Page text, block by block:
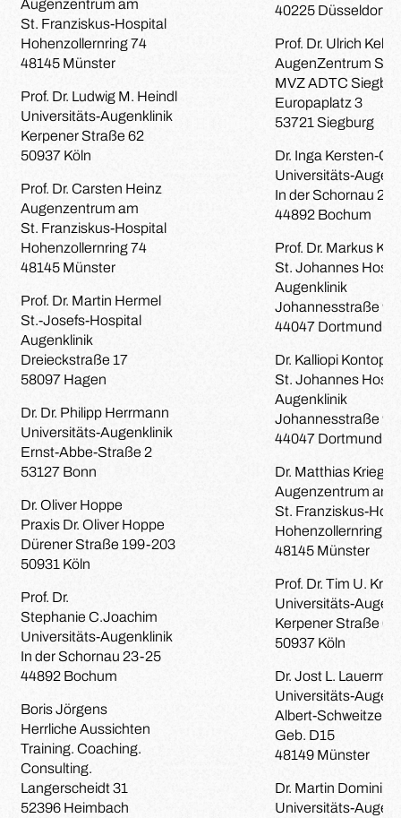
Augenzentrum am
St. Franziskus-Hospital
Hohenzollernring 74
48145 Münster
Prof. Dr. Ludwig M. Heindl
Universitäts-Augenklinik
Kerpener Straße 62
50937 Köln
Prof. Dr. Carsten Heinz
Augenzentrum am
St. Franziskus-Hospital
Hohenzollernring 74
48145 Münster
Prof. Dr. Martin Hermel
St.-Josefs-Hospital
Augenklinik
Dreieckstraße 17
58097 Hagen
Dr. Dr. Philipp Herrmann
Universitäts-Augenklinik
Ernst-Abbe-Straße 2
53127 Bonn
Dr. Oliver Hoppe
Praxis Dr. Oliver Hoppe
Dürener Straße 199-203
50931 Köln
Prof. Dr.
Stephanie C.Joachim
Universitäts-Augenklinik
In der Schornau 23-25
44892 Bochum
Boris Jörgens
Herrliche Aussichten
Training. Coaching.
Consulting.
Langerscheidt 31
52396 Heimbach
40225 Düsseldorf
Prof. Dr. Ulrich
AugenZentrum
MVZ ADTC
Europaplatz 3
53721 Siegburg
Dr. Inga Kersten-
Universitäts-
In der Schornau
44892 Bochum
Prof. Dr. Markus
St. Johannes
Augenklinik
Johannesstraße 9-
44047 Dortmund
Dr. Kalliopi
St. Johannes
Augenklinik
Johannesstraße 9-
44047 Dortmund
Dr. Matthias Kriegel
Augenzentrum am
St. Franziskus-
Hohenzollernring 74
48145 Münster
Prof. Dr. Tim U.
Universitäts-
Kerpener Straße 62
50937 Köln
Dr. Jost L.
Universitäts-
Albert-Schweitzer-
Geb. D15
48149 Münster
Dr. Martin Dominik
Universitäts-